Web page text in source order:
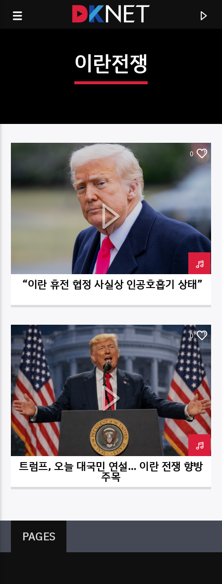
CURRENT TRACK
ARTIST
DK NET Radio.co
이란전쟁
0
“이란 휴전 협정 사실상 인공호흡기 상태”
0
트럼프, 오늘 대국민 연설… 이란 전쟁 향방
주목
PAGES